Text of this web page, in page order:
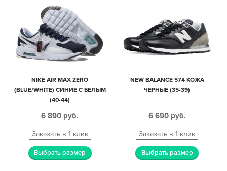
NIKE AIR MAX ZERO
(BLUE/WHITE) СИНИЕ С БЕЛЫМ
(40-44)
6 890 руб.
Заказать в 1 клик
Выбрать размер
NEW BALANCE 574 КОЖА
ЧЕРНЫЕ (35-39)
6 690 руб.
Заказать в 1 клик
Выбрать размер